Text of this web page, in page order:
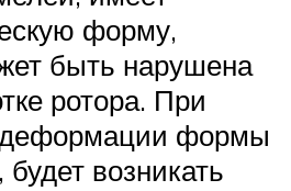
форму,
быть нарушена
ротора. При
формы
будет возникать